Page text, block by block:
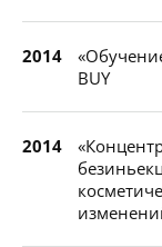
2014
BUY
2014